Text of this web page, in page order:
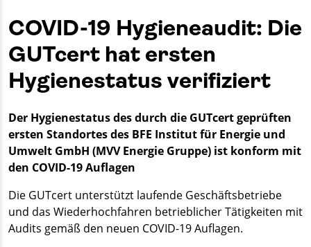
COVID-19 Hygieneaudit: Die
GUTcert hat ersten
Hygienestatus verifiziert
Der Hygienestatus des durch die GUTcert geprüften
ersten Standortes des BFE Institut für Energie und
Umwelt GmbH (MVV Energie Gruppe) ist konform mit
den COVID-19 Auflagen
Die GUTcert unterstützt laufende Geschäftsbetriebe
und das Wiederhochfahren betrieblicher Tätigkeiten mit
Audits gemäß den neuen COVID-19 Auflagen.